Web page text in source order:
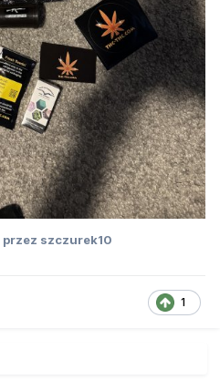
przez szczurek10
1